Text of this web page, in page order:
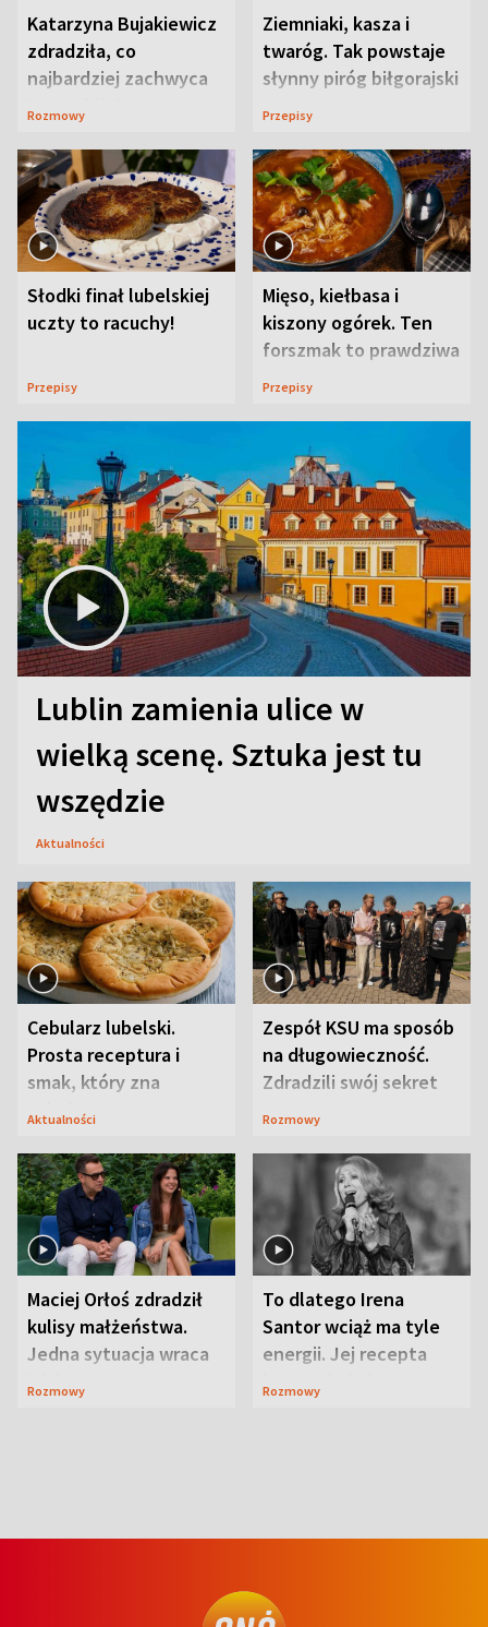
Katarzyna Bujakiewicz
zdradziła, co
najbardziej zachwyca
ją w Lublinie
Rozmowy
Ziemniaki, kasza i
twaróg. Tak powstaje
słynny piróg biłgorajski
Przepisy
Słodki finał lubelskiej
uczty to racuchy!
Przepisy
Mięso, kiełbasa i
kiszony ogórek. Ten
forszmak to prawdziwa
uczta
Przepisy
Lublin zamienia ulice w
wielką scenę. Sztuka jest tu
wszędzie
Aktualności
Cebularz lubelski.
Prosta receptura i
smak, który zna
Lubelszczyzna
Aktualności
Zespół KSU ma sposób
na długowieczność.
Zdradzili swój sekret
Rozmowy
Maciej Orłoś zdradził
kulisy małżeństwa.
Jedna sytuacja wraca
jak bumerang
Rozmowy
To dlatego Irena
Santor wciąż ma tyle
energii. Jej recepta
jest zaskakująco
Rozmowy